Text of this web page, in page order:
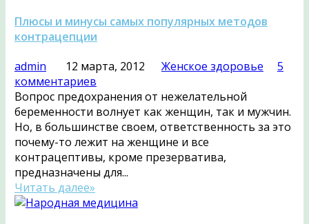
Плюсы и минусы самых популярных методов
контрацепции
admin
12 марта, 2012 Женское здоровье
5
комментариев
Вопрос предохранения от нежелательной
беременности волнует как женщин, так и мужчин.
Но, в большинстве своем, ответственность за это
почему-то лежит на женщине и все
контрацептивы, кроме презерватива,
предназначены для...
Читать далее»